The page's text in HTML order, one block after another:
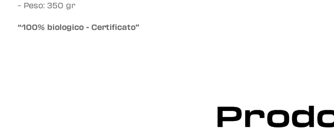
- Peso: 350 gr
“100% biologico - Certificato”